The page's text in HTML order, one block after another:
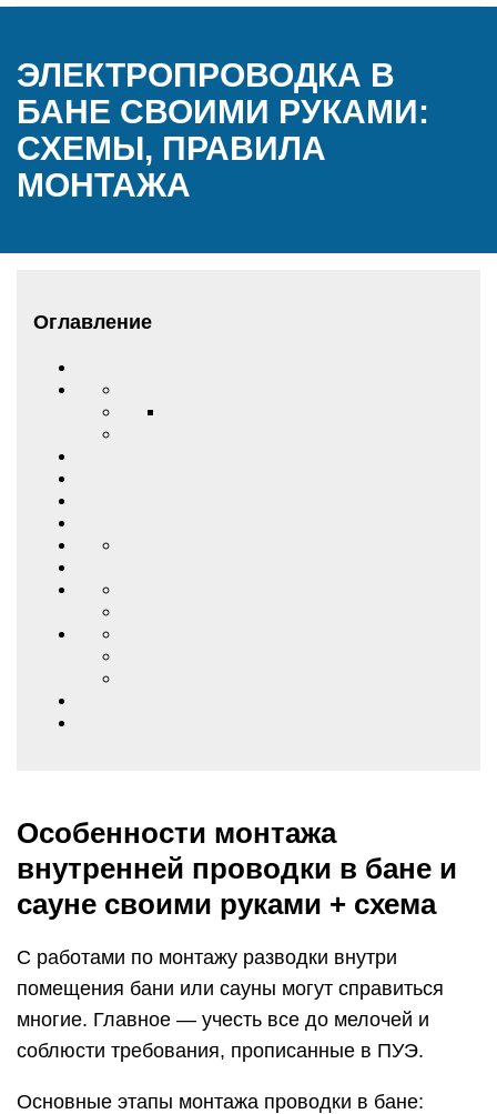
ЭЛЕКТРОПРОВОДКА В
БАНЕ СВОИМИ РУКАМИ:
СХЕМЫ, ПРАВИЛА
МОНТАЖА
Оглавление
Особенности монтажа
внутренней проводки в бане и
сауне своими руками + схема
С работами по монтажу разводки внутри
помещения бани или сауны могут справиться
многие. Главное — учесть все до мелочей и
соблюсти требования, прописанные в ПУЭ.
Основные этапы монтажа проводки в бане: